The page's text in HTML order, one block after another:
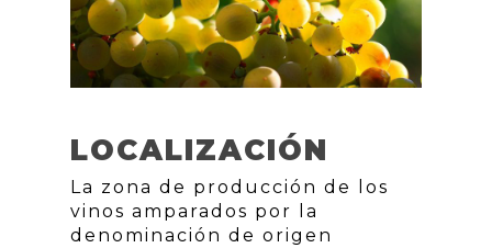
LOCALIZACIÓN
La zona de producción de los
vinos amparados por la
denominación de origen